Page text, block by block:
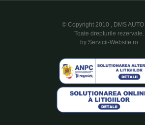
© Copyright 2010 , DMS
Toate drepturile rezervate.
by Servicii-Website.ro